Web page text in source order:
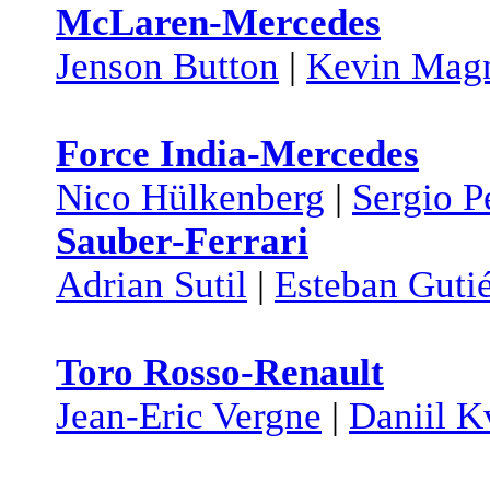
McLaren-Mercedes
Jenson Button | Kevin
Force India-Mercedes
Nico Hülkenberg | Sergio
Sauber-Ferrari
Adrian Sutil | Esteban
Toro Rosso-Renault
Jean-Eric Vergne | Daniil